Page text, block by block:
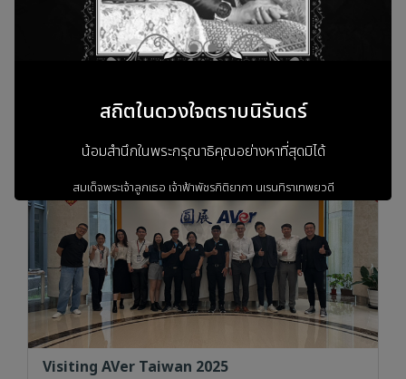
ขับเคลื่อนและตอบโจทย์ทุกความต้องการขององค์กรใน
ประเทศไทย
Event
Visiting AVer Taiwan 2025
สถิตในดวงใจตราบนิรันดร์
น้อมสำนึกในพระกรุณาธิคุณอย่างหาที่สุดมิได้
สมเด็จพระเจ้าลูกเธอ เจ้าฟ้าพัชรกิติยาภา นเรนทิราเทพยวดี
กรมหลวงราชสาริณีสิริพัชรมหาวัชรราชธิดา
ข้าพระพุทธเจ้า ผู้บริหารและพนักงาน
บริษัท วรธันย์ เทคโนโลยี จำกัด